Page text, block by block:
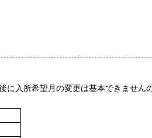
入所希望月の変更は基本できません